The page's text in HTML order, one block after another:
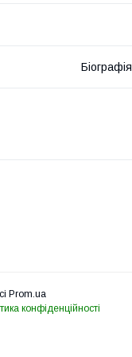
Біографія
Prom.ua
конфіденційності